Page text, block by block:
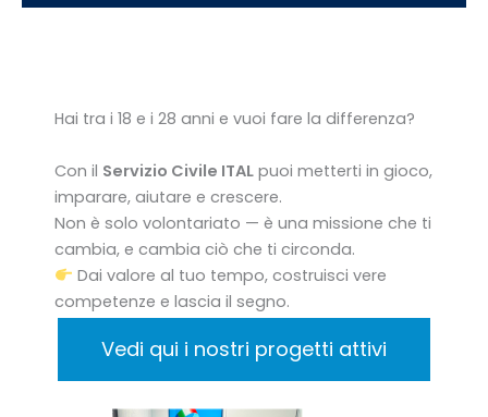
Hai tra i 18 e i 28 anni e vuoi fare la differenza?
Con il Servizio Civile ITAL puoi metterti in gioco,
imparare, aiutare e crescere.
Non è solo volontariato — è una missione che ti
cambia, e cambia ciò che ti circonda.
Dai valore al tuo tempo, costruisci vere
competenze e lascia il segno.
Vedi qui i nostri progetti attivi